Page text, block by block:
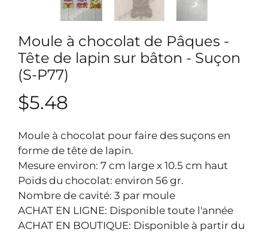
Moule à chocolat de Pâques -
Tête de lapin sur bâton - Suçon
(S-P77)
$5.48
Moule à chocolat pour faire des suçons en
forme de tête de lapin.
Mesure environ: 7 cm large x 10.5 cm haut
Poids du chocolat: environ 56 gr.
Nombre de cavité: 3 par moule
ACHAT EN LIGNE: Disponible toute l'année
ACHAT EN BOUTIQUE: Disponible à partir du